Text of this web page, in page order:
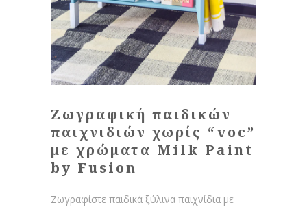
Ζωγραφική παιδικών
παιχνιδιών χωρίς “voc”
με χρώματα Milk Paint
by Fusion
Ζωγραφίστε παιδικά ξύλινα παιχνίδια με